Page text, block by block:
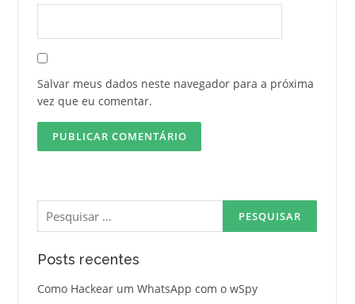
Salvar meus dados neste navegador para a próxima
vez que eu comentar.
Pesquisar
por:
Posts recentes
Como Hackear um WhatsApp com o wSpy